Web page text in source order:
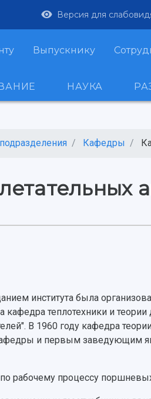
Версия для
Выпускнику
НАУКА
Кафедры
института была
теплотехники и теории
В 1960 году кафедра
и первым заведующим
рабочему процессу